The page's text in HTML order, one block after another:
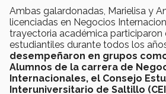
Ambas galardonadas, Marielisa y
licenciadas en Negocios
trayectoria académica participaron
estudiantiles durante todos los
desempeñaron en grupos
Alumnos de la carrera de
Internacionales, el Consejo
Interuniversitario de Saltillo